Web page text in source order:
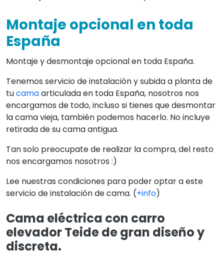
Montaje opcional en toda
España
Montaje y desmontaje opcional en toda España.
Tenemos servicio de instalación y subida a planta de
tucamaarticulada en toda España, nosotros nos
encargamos de todo, incluso si tienes que desmontar
la cama vieja, también podemos hacerlo. No incluye
retirada de su cama antigua.
Tan solo preocupate de realizar la compra, del resto
nos encargamos nosotros :)
Lee nuestras condiciones para poder optar a este
servicio de instalación de cama. (+info)
Cama eléctrica con carro
elevador Teide de gran diseño y
discreta.